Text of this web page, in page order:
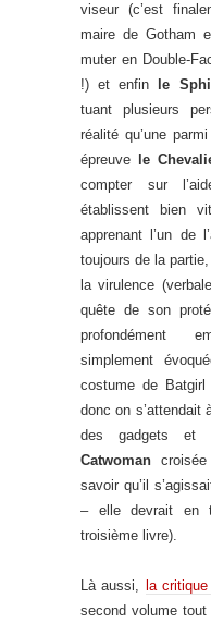
viseur (c’est
maire de Gotham
muter en Double-
!) et enfin
le
tuant plusieurs
réalité qu’une
épreuve
le
compter sur
établissent bien
apprenant l’un de
toujours de la
la virulence
quête de son
profondément
simplement
costume de
donc on s’attendait
des gadgets et
Catwoman
savoir qu’il
– elle devrait en
troisième livre).
Là aussi, la
second volume